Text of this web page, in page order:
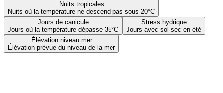
Nuits tropicales
Nuits où la température ne descend pas sous 20°C
Jours de canicule
Jours où la température dépasse 35°C
Stress hydrique
Jours avec sol sec en été
Élévation niveau mer
Élévation prévue du niveau de la mer